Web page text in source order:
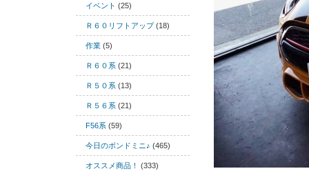
イベント (25)
Ｒ６０リフトアップ(18)
作業 (5)
Ｒ６０系 (21)
Ｒ５０系 (13)
Ｒ５６系 (21)
F56系 (59)
今日のボンドミニ♪ (465)
オススメ商品！ (333)